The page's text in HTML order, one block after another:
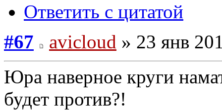
Ответить с цитатой
#67
avicloud » 23 янв
Юра наверное круги
будет против?!